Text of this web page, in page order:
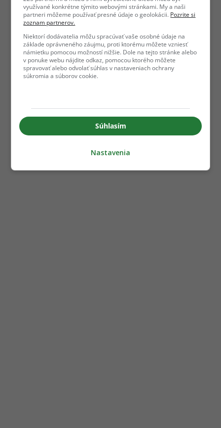
využívané konkrétne týmito webovými stránkami. My a naši
partneri môžeme používať presné údaje o geolokácii. Pozrite si
zoznam partnerov.
Niektorí dodávatelia môžu spracúvať vaše osobné údaje na
základe oprávneného záujmu, proti ktorému môžete vzniesť
námietku pomocou možností nižšie. Dole na tejto stránke alebo
v ponuke webu nájdite odkaz, pomocou ktorého môžete
spravovať alebo odvolať súhlas v nastaveniach ochrany
súkromia a súborov cookie.
Súhlasím
Nastavenia